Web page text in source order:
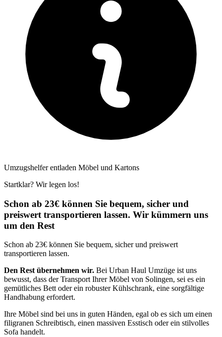
Umzugshelfer entladen Möbel und Kartons
Startklar? Wir legen los!
Schon ab 23€ können Sie bequem, sicher und
preiswert transportieren lassen. Wir kümmern uns
um den Rest
Schon ab 23€ können Sie bequem, sicher und preiswert
transportieren lassen.
Den Rest übernehmen wir. Bei Urban Haul Umzüge ist uns
bewusst, dass der Transport Ihrer Möbel von Solingen, sei es ein
gemütliches Bett oder ein robuster Kühlschrank, eine sorgfältige
Handhabung erfordert.
Ihre Möbel sind bei uns in guten Händen, egal ob es sich um einen
filigranen Schreibtisch, einen massiven Esstisch oder ein stilvolles
Sofa handelt.